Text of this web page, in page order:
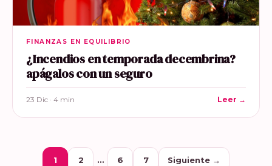
FINANZAS EN EQUILIBRIO
¿Incendios en temporada decembrina?
apágalos con un seguro
23 Dic · 4 min Leer →
1 2 … 6 7 Siguiente →